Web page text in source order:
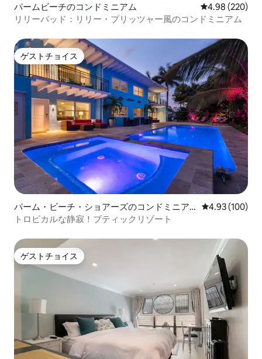
パームビーチのコンドミニアム レビュー220
4.98 (220)
リリーパッド：リリー・プリッツャー風のコンドミニアム
ゲストチョイス
ゲストチョイス
パーム・ビーチ・ショアーズのコンドミニア
ム
レビュー100
4.93 (100)
トロピカルな静寂！ブティックリゾート
ゲストチョイス
ゲストチョイス